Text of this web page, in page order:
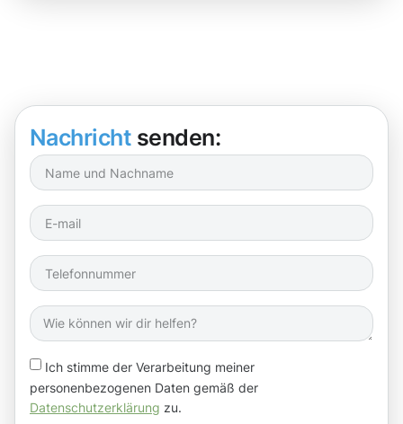
Nachricht senden:
Ich stimme der Verarbeitung meiner
personenbezogenen Daten gemäß der
Datenschutzerklärung zu.